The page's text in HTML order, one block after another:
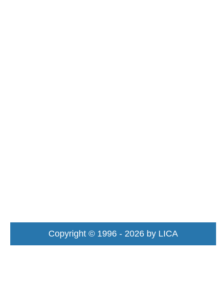
Copyright © 1996 - 2026 by LICA